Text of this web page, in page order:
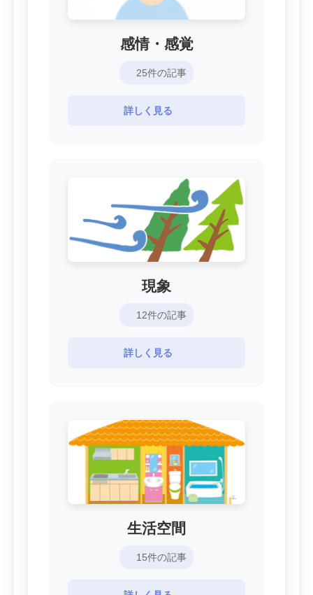
感情・感覚
25件の記事
詳しく見る
現象
12件の記事
詳しく見る
生活空間
15件の記事